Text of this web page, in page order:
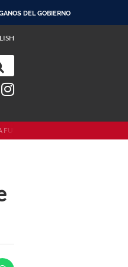
DEL GOBIERNO
FURG